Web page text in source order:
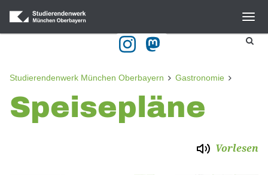
Studierendenwerk München Oberbayern Gastronomie
Speisepläne
Vorlesen